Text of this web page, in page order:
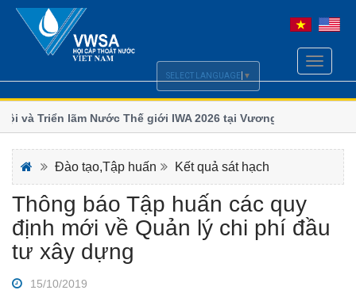
Toggle
Triển lãm Nước Thế giới IWA 2026 tại Vương quốc
số
và Hội nghị Quốc tế ngành Nước Borneo (BIWWEC
Bộ Xây
Đào tạo,Tập huấn Kết quả sát hạch
Thông báo Tập huấn các quy
định mới về Quản lý chi phí đầu
tư xây dựng
15/10/2019
SELECT LANGUAGE ▼